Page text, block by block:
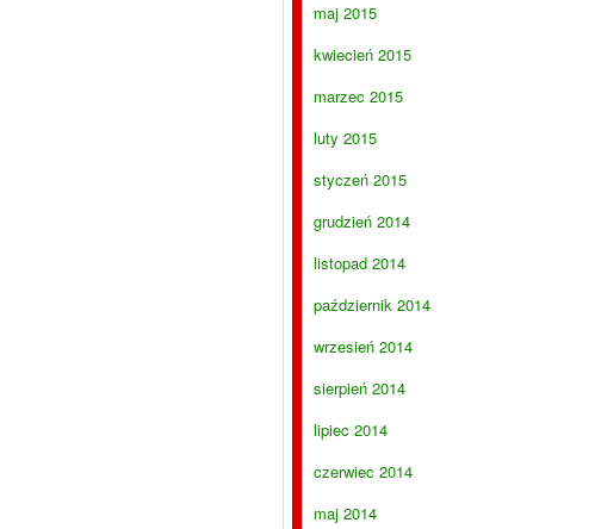
maj 2015
kwiecień 2015
marzec 2015
luty 2015
styczeń 2015
grudzień 2014
listopad 2014
październik 2014
wrzesień 2014
sierpień 2014
lipiec 2014
czerwiec 2014
maj 2014